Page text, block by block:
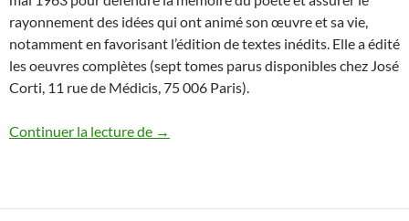
rayonnement des idées qui ont animé son œuvre et sa vie,
notamment en favorisant l’édition de textes inédits. Elle a édité
les oeuvres complètes (sept tomes parus disponibles chez José
Corti, 11 rue de Médicis, 75 006 Paris).
Continuer la lecture de Association des amis de Benjamin Péret
→